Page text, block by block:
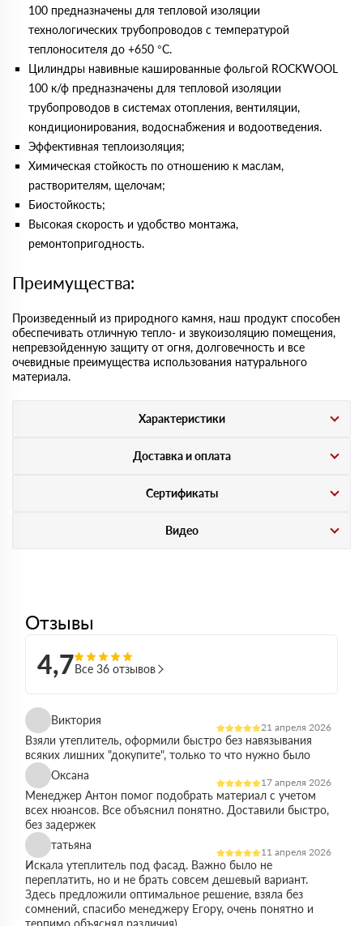
100 предназначены для тепловой изоляции
технологических трубопроводов с температурой
теплоносителя до +650 °С.
Цилиндры навивные кашированные фольгой ROCKWOOL
100 к/ф предназначены для тепловой изоляции
трубопроводов в системах отопления, вентиляции,
кондиционирования, водоснабжения и водоотведения.
Эффективная теплоизоляция;
Химическая стойкость по отношению к маслам,
растворителям, щелочам;
Биостойкость;
Высокая скорость и удобство монтажа,
ремонтопригодность.
Преимущества:
Произведенный из природного камня, наш продукт способен
обеспечивать отличную тепло- и звукоизоляцию помещения,
непревзойденную защиту от огня, долговечность и все
очевидные преимущества использования натурального
материала.
Характеристики
Доставка и оплата
Сертификаты
Видео
Отзывы
4,7Все 36 отзывов
Виктория
21 апреля 2026
Взяли утеплитель, оформили быстро без навязывания
всяких лишних "докупите", только то что нужно было
Оксана
17 апреля 2026
Менеджер Антон помог подобрать материал с учетом
всех нюансов. Все объяснил понятно. Доставили быстро,
без задержек
татьяна
11 апреля 2026
Искала утеплитель под фасад. Важно было не
переплатить, но и не брать совсем дешевый вариант.
Здесь предложили оптимальное решение, взяла без
сомнений, спасибо менеджеру Егору, очень понятно и
терпимо объяснял различия)